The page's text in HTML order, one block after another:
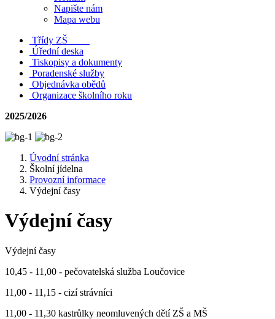
Napište nám
Mapa webu
Třídy ZŠ
Úřední deska
Tiskopisy a dokumenty
Poradenské služby
Objednávka obědů
Organizace školního roku
2025/2026
Úvodní stránka
Školní jídelna
Provozní informace
Výdejní časy
Výdejní časy
Výdejní časy
10,45 - 11,00 - pečovatelská služba Loučovice
11,00 - 11,15 - cizí strávníci
11,00 - 11,30 kastrůlky neomluvených dětí ZŠ a MŠ